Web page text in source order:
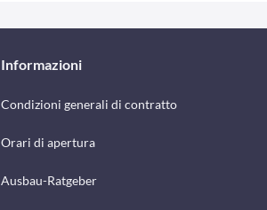
Informazioni
Condizioni generali di contratto
Orari di apertura
Ausbau-Ratgeber